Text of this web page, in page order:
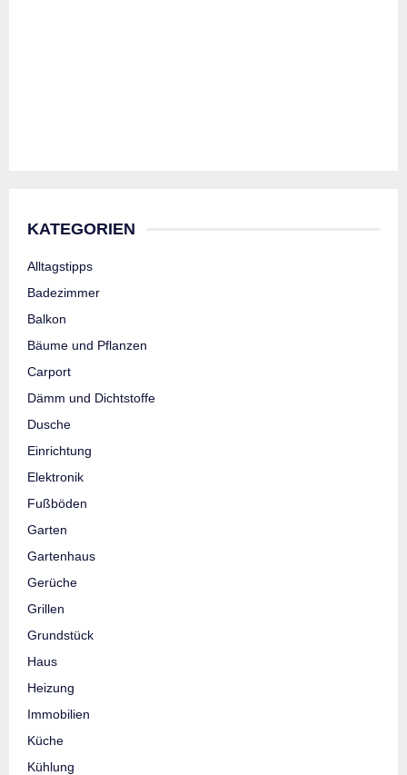
KATEGORIEN
Alltagstipps
Badezimmer
Balkon
Bäume und Pflanzen
Carport
Dämm und Dichtstoffe
Dusche
Einrichtung
Elektronik
Fußböden
Garten
Gartenhaus
Gerüche
Grillen
Grundstück
Haus
Heizung
Immobilien
Küche
Kühlung